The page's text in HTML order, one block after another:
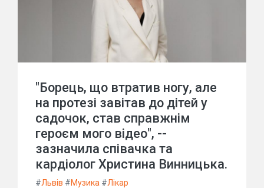
"Борець, що втратив ногу, але
на протезі завітав до дітей у
садочок, став справжнім
героєм мого відео", --
зазначила співачка та
кардіолог Христина Винницька.
#Львів #Музика #Лікар